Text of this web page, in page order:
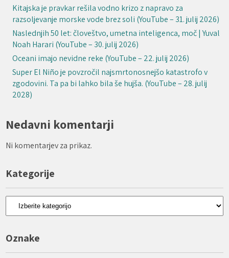
Kitajska je pravkar rešila vodno krizo z napravo za
razsoljevanje morske vode brez soli (YouTube – 31. julij 2026)
Naslednjih 50 let: človeštvo, umetna inteligenca, moč | Yuval
Noah Harari (YouTube – 30. julij 2026)
Oceani imajo nevidne reke (YouTube – 22. julij 2026)
Super El Niño je povzročil najsmrtonosnejšo katastrofo v
zgodovini. Ta pa bi lahko bila še hujša. (YouTube – 28. julij
2028)
Nedavni komentarji
Ni komentarjev za prikaz.
Kategorije
Kategorije
Oznake